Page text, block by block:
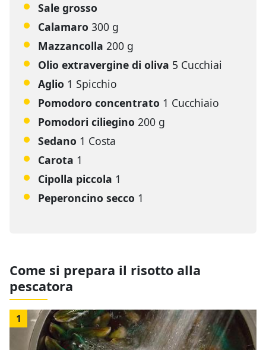
Sale grosso
Calamaro 300 g
Mazzancolla 200 g
Olio extravergine di oliva 5 Cucchiai
Aglio 1 Spicchio
Pomodoro concentrato 1 Cucchiaio
Pomodori ciliegino 200 g
Sedano 1 Costa
Carota 1
Cipolla piccola 1
Peperoncino secco 1
Come si prepara il risotto alla
pescatora
1